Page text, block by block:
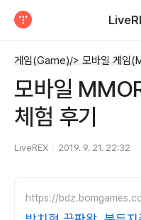
게임(Game)/> 모바일 게임
모바일
체험 후기
LiveREX 2019. 9. 21. 22:32
https://